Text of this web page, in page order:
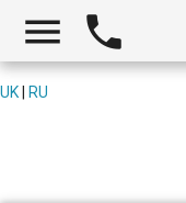
 
UK RU